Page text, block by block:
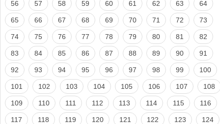
56 57 58 59 60 61 62 63 64
65 66 67 68 69 70 71 72 73
74 75 76 77 78 79 80 81 82
83 84 85 86 87 88 89 90 91
92 93 94 95 96 97 98 99 100
101 102 103 104 105 106 107 108
109 110 111 112 113 114 115 116
117 118 119 120 121 122 123 124